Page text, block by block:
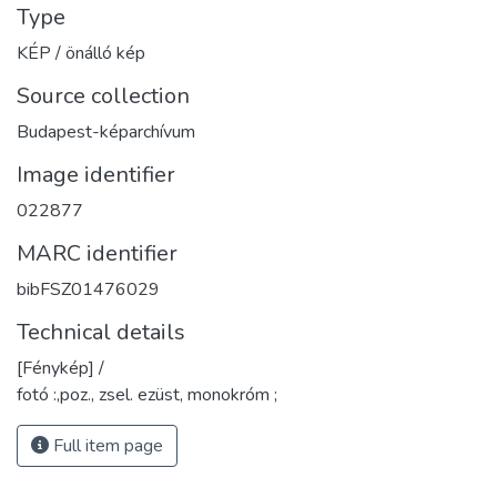
Type
KÉP / önálló kép
Source collection
Budapest-képarchívum
Image identifier
022877
MARC identifier
bibFSZ01476029
Technical details
[Fénykép] /
fotó :,poz., zsel. ezüst, monokróm ;
Full item page